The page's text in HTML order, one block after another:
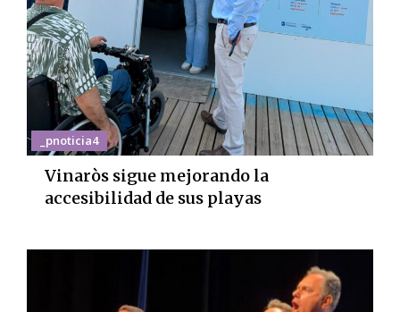
_pnoticia4
Vinaròs sigue mejorando la
accesibilidad de sus playas